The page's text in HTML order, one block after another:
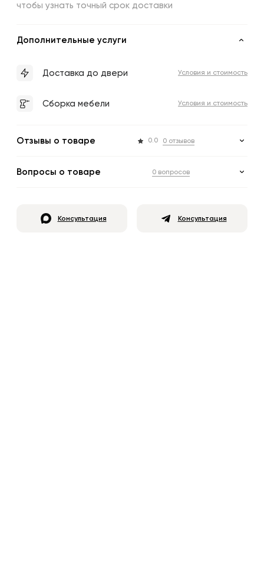
чтобы узнать точный срок доставки
Дополнительные услуги
Доставка до двери Условия и стоимость
Сборка мебели Условия и стоимость
Отзывы о товаре 0.0 0 отзывов
Вопросы о товаре 0 вопросов
Консультация Консультация